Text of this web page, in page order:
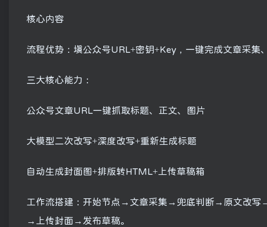
核心内容
流程优势：填公众号URL+密钥+Key，一键完成文章采集
三大核心能力：
公众号文章URL一键抓取标题、正文、图片
大模型二次改写+深度改写+重新生成标题
自动生成封面图+排版转HTML+上传草稿箱
工作流搭建：开始节点→文章采集→兜底判断→原文改
→上传封面→发布草稿。